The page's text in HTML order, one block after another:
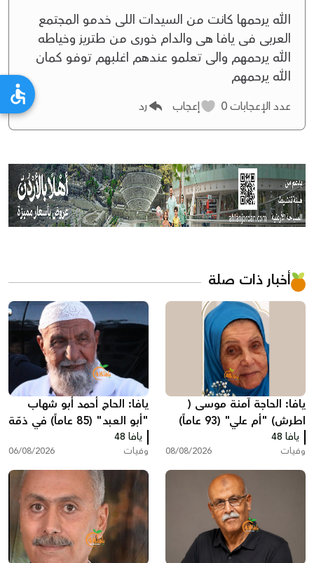
الله يرحمها كانت من السيدات اللى خدمو المجتمع
العربى فى يافا هى والدام خورى من طتريز وخياطه
الله يرحمهم والى تعلمو عندهم اغلبهم توفو كمان
الله يرحمهم
عدد الإعجابات إعجاب رد
أخبار ذات صلة
يافا: الحاجة آمنة موسى (
اطرش) "أم علي" (93 عاماً)
في ذمة الله
يافا 48
وفيات 08/08/2026
يافا: الحاج أحمد أبو شهاب
"أبو العبد" (85 عاماً) في ذمّة
الله
يافا 48
وفيات 06/08/2026